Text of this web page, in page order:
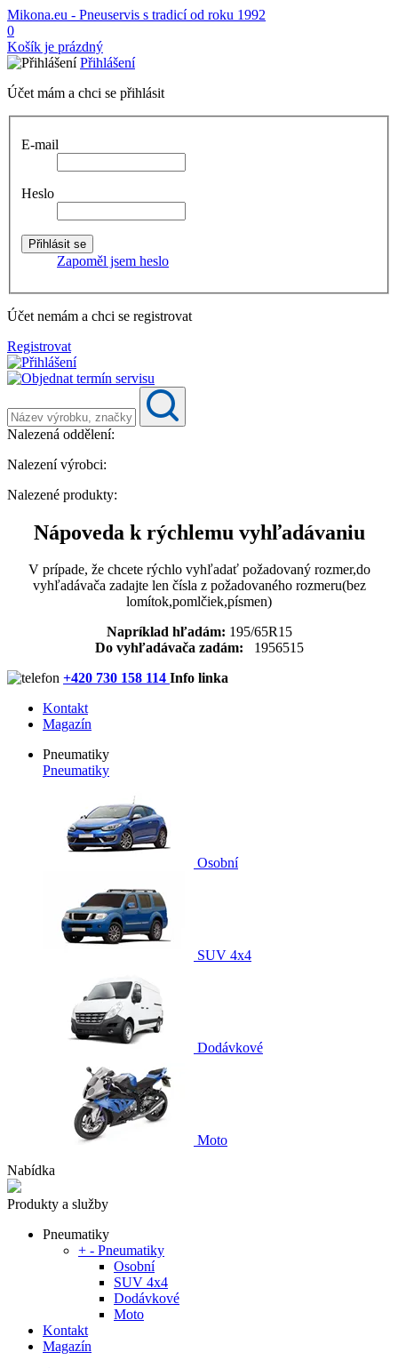
Mikona.eu - Pneuservis s tradicí od roku 1992
0
Košík je prázdný
Přihlášení
Účet mám a chci se přihlásit
E-mail
Heslo
Zapoměl jsem heslo
Účet nemám a chci se registrovat
Registrovat
Nalezená oddělení:
Nalezení výrobci:
Nalezené produkty:
Nápoveda k rýchlemu vyhľadávaniu
V prípade, že chcete rýchlo vyhľadať požadovaný rozmer,do
vyhľadávača zadajte len čísla z požadovaného rozmeru(bez
lomítok,pomlčiek,písmen)
Napríklad hľadám: 195/65R15
Do vyhľadávača zadám: 1956515
+420 730 158 114 Info linka
Kontakt
Magazín
Pneumatiky
Pneumatiky
Osobní
SUV 4x4
Dodávkové
Moto
Nabídka
Produkty a služby
Pneumatiky
+ - Pneumatiky
Osobní
SUV 4x4
Dodávkové
Moto
Kontakt
Magazín